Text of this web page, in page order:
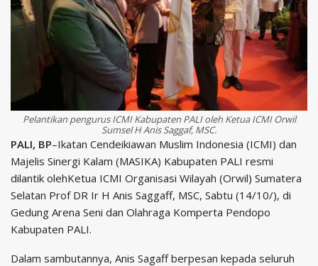
Pelantikan pengurus ICMI Kabupaten PALI oleh Ketua ICMI Orwil
Sumsel H Anis Saggaf, MSC.
PALI, BP–Ikatan Cendeikiawan Muslim Indonesia (ICMI) dan
Majelis Sinergi Kalam (MASIKA) Kabupaten PALI resmi
dilantik olehKetua ICMI Organisasi Wilayah (Orwil) Sumatera
Selatan Prof DR Ir H Anis Saggaff, MSC, Sabtu (14/10/), di
Gedung Arena Seni dan Olahraga Komperta Pendopo
Kabupaten PALI.
Dalam sambutannya, Anis Sagaff berpesan kepada seluruh